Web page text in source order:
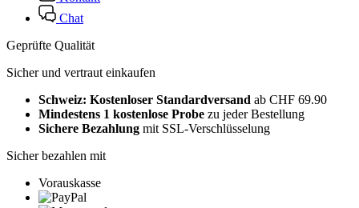
Chat
Geprüfte Qualität
Sicher und vertraut einkaufen
Schweiz: Kostenloser Standardversand ab CHF 69.90
Mindestens 1 kostenlose Probe zu jeder Bestellung
Sichere Bezahlung mit SSL-Verschlüsselung
Sicher bezahlen mit
Vorauskasse